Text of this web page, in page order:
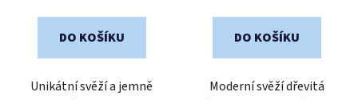
5
DO KOŠÍKU
Unikátní svěží a jemně
5
DO KOŠÍKU
Moderní svěží dřevitá